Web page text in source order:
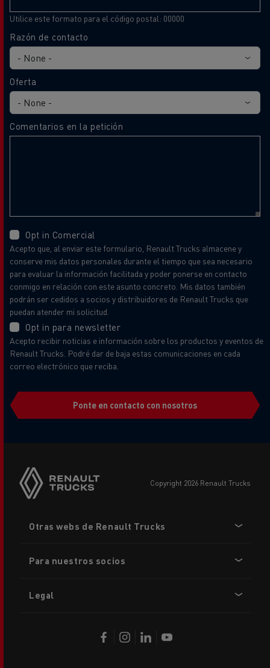
Utilice este formato para el código postal: 00000
Razón de contacto
Oferta
Comentarios en la petición
Opt in Comercial
Acepto que, al enviar este formulario, Renault Trucks almacene y
conserve mis datos personales durante el tiempo que sea necesario
para evaluar la información facilitada y poder ponerse en contacto
conmigo en relación con este asunto concreto. Mis datos también
podrán ser cedidos a socios y distribuidores de Renault Trucks que
puedan atender mi solicitud.
Opt in para newsletter
Acepto recibir noticias e información sobre los productos y eventos de
Renault Trucks. Podré dar de baja estas comunicaciones en cada
correo electrónico que reciba.
Ponte en contacto con nosotros
copyright 2026 Renault Trucks
menu
Otras webs de Renault Trucks
Para nuestros socios
Legal